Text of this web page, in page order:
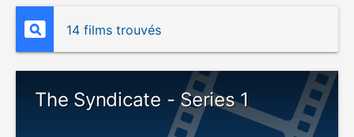
14 films trouvés
The Syndicate - Series 1